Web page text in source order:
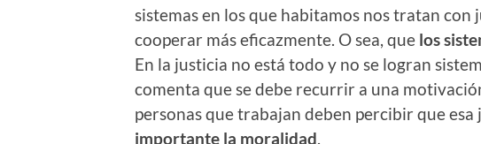
sistemas en los que habitamos nos tratan con
cooperar más eficazmente. O sea, que los
En la justicia no está todo y no se logran
comenta que se debe recurrir a una
personas que trabajan deben percibir que esa
importante la moralidad.